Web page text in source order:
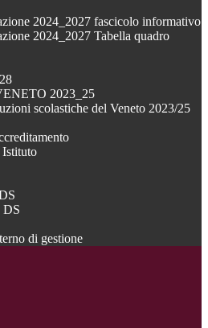
2024_2027 fascicolo informativo
2024_2027 Tabella quadro
2023_25
scolastiche del Veneto 2023/25
Istituto
DS
di gestione